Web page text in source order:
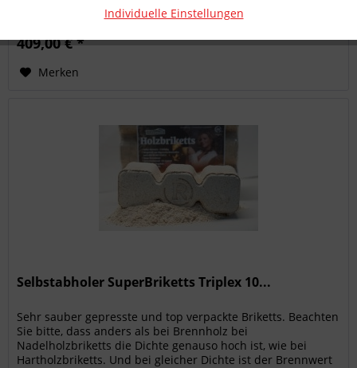
409,00 € *
Merken
Selbstabholer SuperBriketts Triplex 10...
Sehr sauber gepresste und top verpackte Briketts. Beachten
Sie bitte, dass anders als bei Brennholz bei
Nadelholzbriketts die Dichte genauso hoch ist, wie bei
Hartholzbriketts. Und bei gleicher Dichte ist der Brennwert
Individuelle Einstellungen